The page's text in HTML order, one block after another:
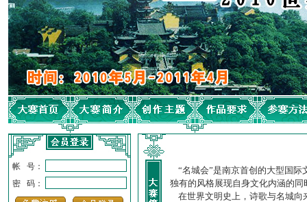
帐 号：
密 码：
“名城会”是南京首创的大型国际
独有的风格展现自身文化内涵的
在世界文明史上，诗歌与名城向